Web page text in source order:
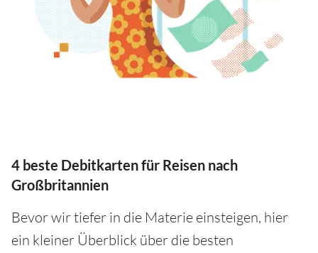
4 beste Debitkarten für Reisen nach
Großbritannien
Bevor wir tiefer in die Materie einsteigen, hier
ein kleiner Überblick über die besten